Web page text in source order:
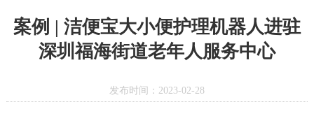
案例 | 洁便宝大小便护理机器人进驻
深圳福海街道老年人服务中心
发布时间：2023-02-28